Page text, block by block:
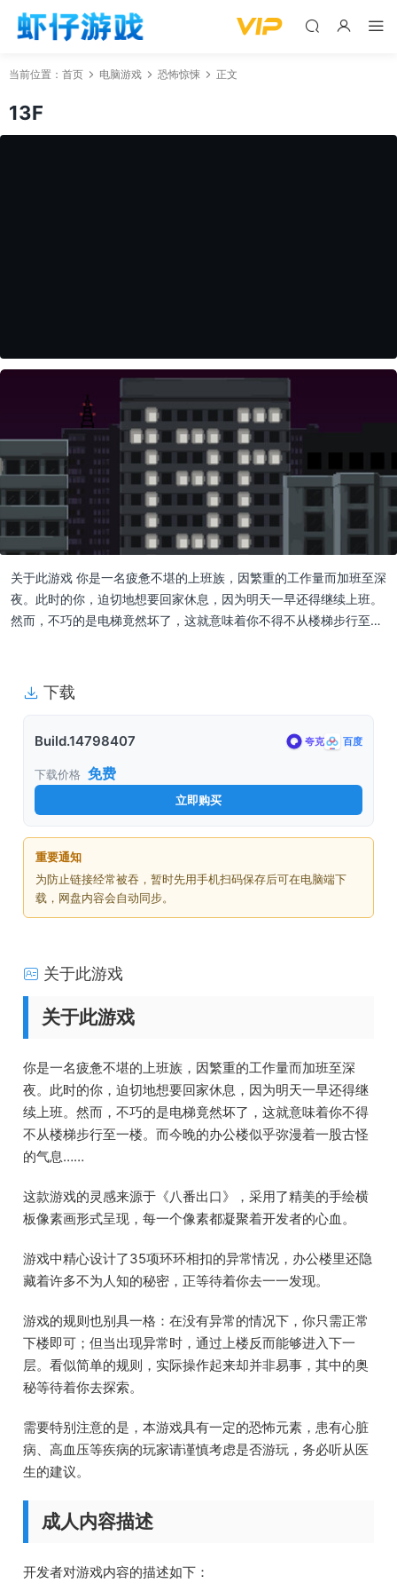
当前位置： 首页 电脑游戏 恐怖惊悚 正文
13F
关于此游戏 你是一名疲惫不堪的上班族，因繁重的工作量而加班至深
夜。此时的你，迫切地想要回家休息，因为明天一早还得继续上班。
然而，不巧的是电梯竟然坏了，这就意味着你不得不从楼梯步行至…
下载
Build.14798407 夸克 百度
下载价格 免费
立即购买
重要通知
为防止链接经常被吞，暂时先用手机扫码保存后可在电脑端下
载，网盘内容会自动同步。
关于此游戏
关于此游戏
你是一名疲惫不堪的上班族，因繁重的工作量而加班至深
夜。此时的你，迫切地想要回家休息，因为明天一早还得继
续上班。然而，不巧的是电梯竟然坏了，这就意味着你不得
不从楼梯步行至一楼。而今晚的办公楼似乎弥漫着一股古怪
的气息……
这款游戏的灵感来源于《八番出口》，采用了精美的手绘横
板像素画形式呈现，每一个像素都凝聚着开发者的心血。
游戏中精心设计了35项环环相扣的异常情况，办公楼里还隐
藏着许多不为人知的秘密，正等待着你去一一发现。
游戏的规则也别具一格：在没有异常的情况下，你只需正常
下楼即可；但当出现异常时，通过上楼反而能够进入下一
层。看似简单的规则，实际操作起来却并非易事，其中的奥
秘等待着你去探索。
需要特别注意的是，本游戏具有一定的恐怖元素，患有心脏
病、高血压等疾病的玩家请谨慎考虑是否游玩，务必听从医
生的建议。
成人内容描述
开发者对游戏内容的描述如下：